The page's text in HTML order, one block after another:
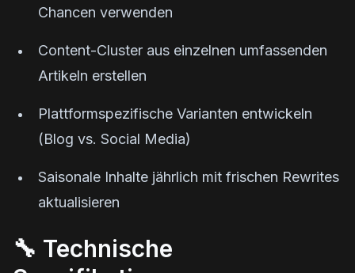
Chancen verwenden
Content-Cluster aus einzelnen umfassenden
Artikeln erstellen
Plattformspezifische Varianten entwickeln
(Blog vs. Social Media)
Saisonale Inhalte jährlich mit frischen Rewrites
aktualisieren
🔧 Technische